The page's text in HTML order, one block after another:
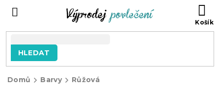
HLEDAT
Domů Barvy Růžová